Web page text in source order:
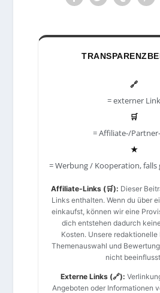
🔗
= externer Link
🛒
= Affiliate-/
★
= Werbung / Kooperation,
Affiliate-Links (🛒): Dieser
Links enthalten. Wenn du über
einkaufst, können wir eine
dich entstehen dadurch
Kosten. Unsere redaktionelle
Themenauswahl und
nicht
Externe Links (🔗):
Angeboten oder Informationen